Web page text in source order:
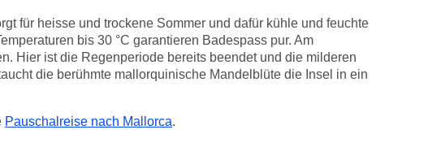
für heisse und trockene Sommer und dafür kühle und feuchte
bis 30 °C garantieren Badespass pur. Am
Hier ist die Regenperiode bereits beendet und die milderen
die berühmte mallorquinische Mandelblüte die Insel in ein
Pauschalreise nach Mallorca.